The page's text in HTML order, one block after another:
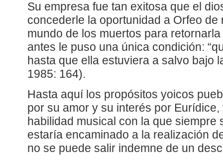
Su empresa fue tan exitosa que el
concederle la oportunidad a Orfeo
mundo de los muertos para
antes le puso una única condición:
hasta que ella estuviera a salvo bajo
1985: 164).
Hasta aquí los propósitos yoicos
por su amor y su interés por
habilidad musical con la que siempre
estaría encaminado a la realización
no se puede salir indemne de un